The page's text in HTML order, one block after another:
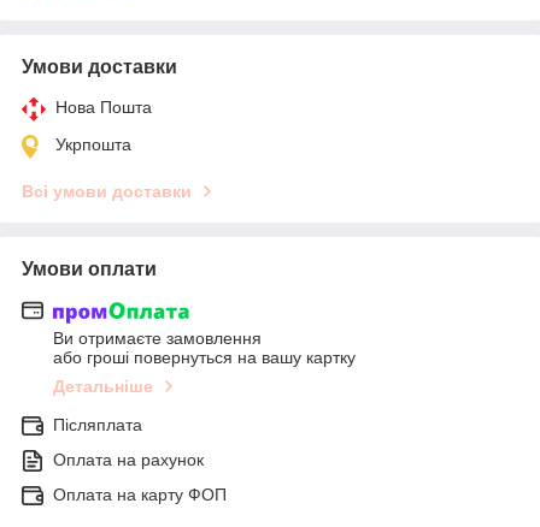
Умови доставки
Нова Пошта
Укрпошта
Всі умови доставки
Умови оплати
Ви отримаєте замовлення
або гроші повернуться на вашу картку
Детальніше
Післяплата
Оплата на рахунок
Оплата на карту ФОП